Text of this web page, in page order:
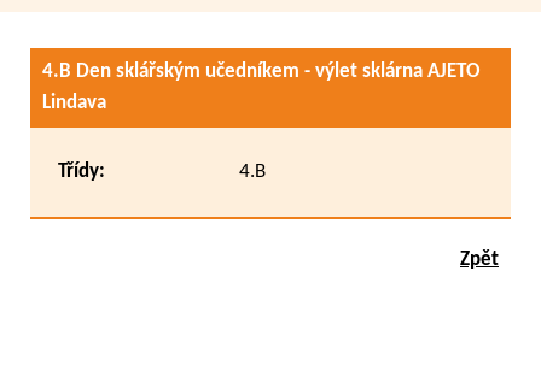
4.B Den sklářským učedníkem - výlet sklárna AJETO
Lindava
Třídy: 4.B
Zpět